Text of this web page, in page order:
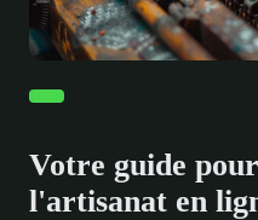
Votre guide
l'artisanat en